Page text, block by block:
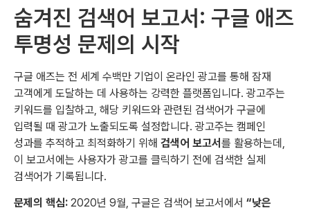
숨겨진 검색어 보고서: 구글 애즈
투명성 문제의 시작
구글 애즈는 전 세계 수백만 기업이 온라인 광고를 통해 잠재
고객에게 도달하는 데 사용하는 강력한 플랫폼입니다. 광고주는
키워드를 입찰하고, 해당 키워드와 관련된 검색어가 구글에
입력될 때 광고가 노출되도록 설정합니다. 광고주는 캠페인
성과를 추적하고 최적화하기 위해 검색어 보고서 를 활용하는데,
이 보고서에는 사용자가 광고를 클릭하기 전에 검색한 실제
검색어가 기록됩니다.
문제의 핵심: 2020년 9월, 구글은 검색어 보고서에서 “낮은